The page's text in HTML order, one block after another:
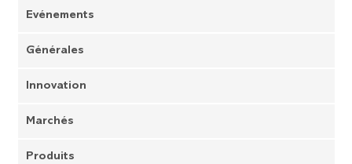
Evénements
Générales
Innovation
Marchés
Produits